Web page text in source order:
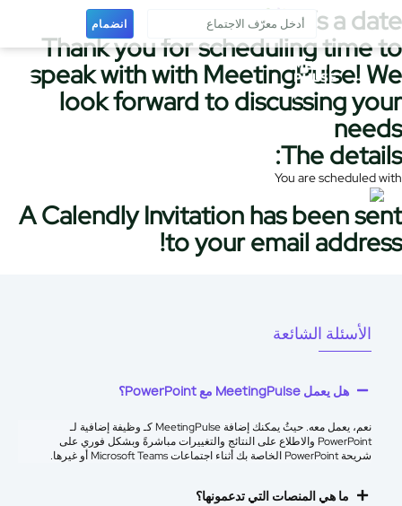
انضمام It’s a
Thank you for scheduling
speak with with MeetingPulse!
look forward to discussing
The
You are
A Calendly Invitation has been
to your email
الأسئلة الشائعة
هل يعمل MeetingPulse مع PowerPoint؟
نعم، يعمل معه. حيثُ يمكنك إضافة MeetingPulse كـ
وظيفة إضافية لـ
PowerPointوالاطلاع على النتائج والتغييرات مباشرةً وبشكل فوري على
شريحة PowerPoint الخاصة بك أثناء اجتماعات Microsoft Teams أو غيرها.
ما هي المنصات التي تدعمونها؟